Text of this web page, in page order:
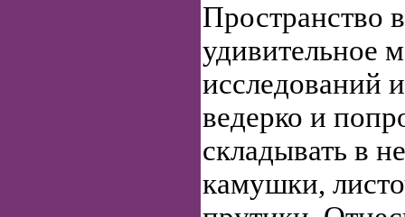
Пространство
удивительное
исследований
ведерко и
складывать в
камушки,